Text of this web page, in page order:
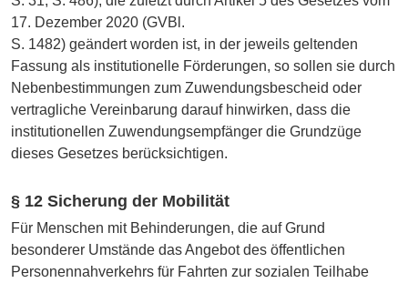
17. Dezember 2020 (GVBl.
S. 1482) geändert worden ist, in der jeweils geltenden
Fassung als institutionelle Förderungen, so sollen sie durch
Nebenbestimmungen zum Zuwendungsbescheid oder
vertragliche Vereinbarung darauf hinwirken, dass die
institutionellen Zuwendungsempfänger die Grundzüge
dieses Gesetzes berücksichtigen.
§ 12 Sicherung der Mobilität
Für Menschen mit Behinderungen, die auf Grund
besonderer Umstände das Angebot des öffentlichen
Personennahverkehrs für Fahrten zur sozialen Teilhabe